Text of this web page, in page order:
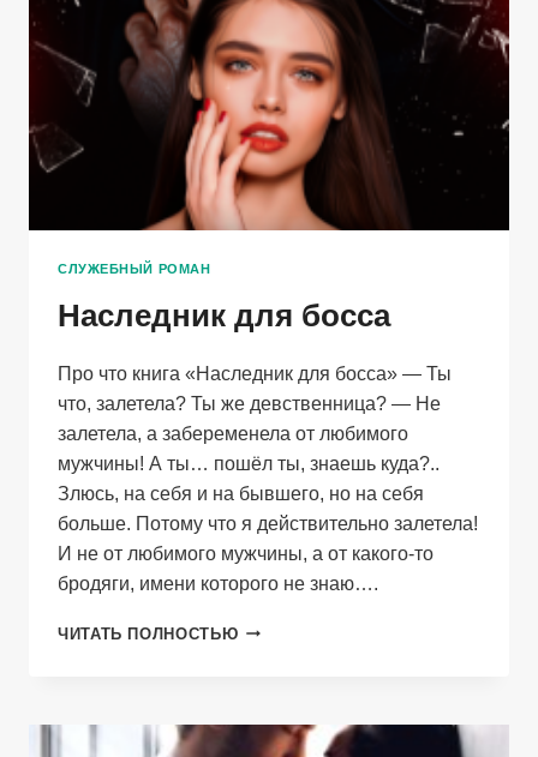
СЛУЖЕБНЫЙ РОМАН
Наследник для босса
Про что книга «Наследник для босса» — Ты
что, залетела? Ты же девственница? — Не
залетела, а забеременела от любимого
мужчины! А ты… пошёл ты, знаешь куда?..
Злюсь, на себя и на бывшего, но на себя
больше. Потому что я действительно залетела!
И не от любимого мужчины, а от какого-то
бродяги, имени которого не знаю….
ЧИТАТЬ ПОЛНОСТЬЮ НАСЛЕДНИК